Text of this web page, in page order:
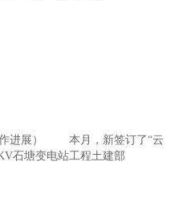
进展） 本月，新签订了“云
石塘变电站工程土建部